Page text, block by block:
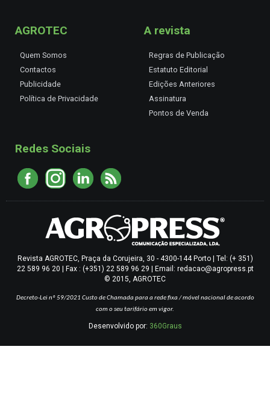
AGROTEC
Quem Somos
Contactos
Publicidade
Política de Privacidade
A revista
Regras de Publicação
Estatuto Editorial
Edições Anteriores
Assinatura
Pontos de Venda
Redes Sociais
Revista AGROTEC, Praça da Corujeira, 30 - 4300-144 Porto | Tel: (+ 351)
22 589 96 20 | Fax : (+351) 22 589 96 29 | Email: redacao@agropress.pt
© 2015, AGROTEC
Decreto-Lei nº 59/2021 Custo de Chamada para a rede fixa / móvel nacional de acordo
com o seu tarifário em vigor.
Desenvolvido por: 360Graus